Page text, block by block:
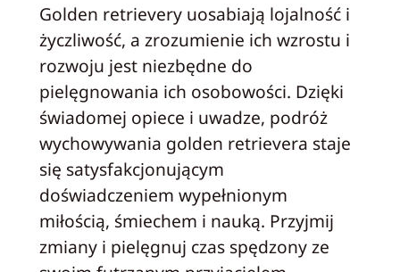
Golden retrievery uosabiają lojalność i
życzliwość, a zrozumienie ich wzrostu i
rozwoju jest niezbędne do
pielęgnowania ich osobowości. Dzięki
świadomej opiece i uwadze, podróż
wychowywania golden retrievera staje
się satysfakcjonującym
doświadczeniem wypełnionym
miłością, śmiechem i nauką. Przyjmij
zmiany i pielęgnuj czas spędzony ze